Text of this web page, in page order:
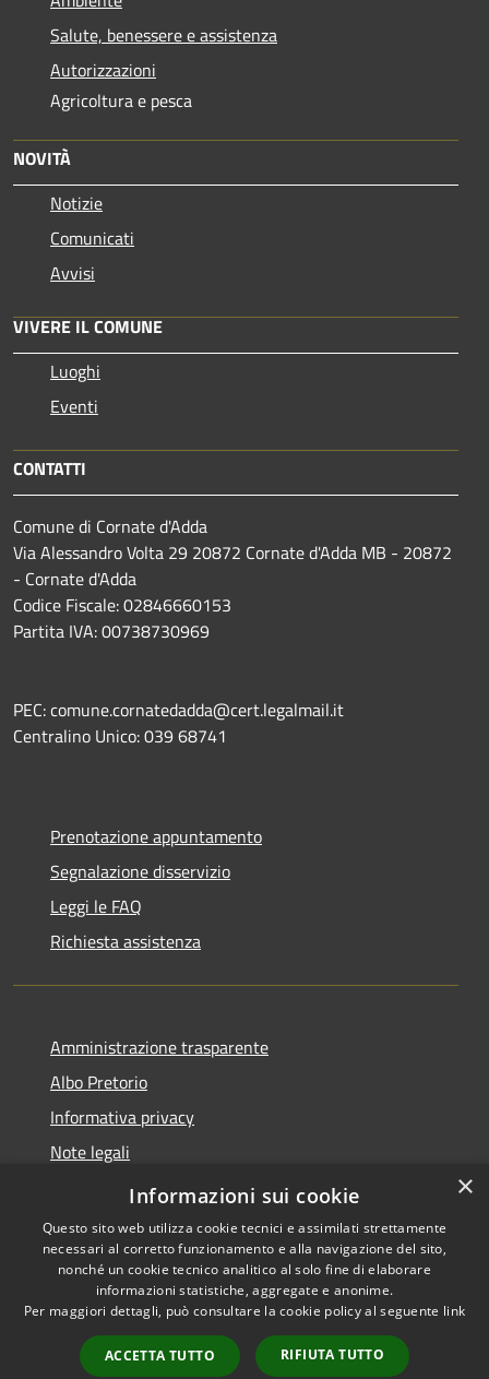
Salute, benessere e assistenza
Autorizzazioni
Agricoltura e pesca
NOVITÀ
Notizie
Comunicati
Avvisi
VIVERE IL COMUNE
Luoghi
Eventi
CONTATTI
Comune di Cornate d'Adda
Via Alessandro Volta 29 20872 Cornate d'Adda MB - 20872
- Cornate d'Adda
Codice Fiscale: 02846660153
Partita IVA: 00738730969
PEC: comune.cornatedadda@cert.legalmail.it
Centralino Unico: 039 68741
Prenotazione appuntamento
Segnalazione disservizio
Leggi le FAQ
Richiesta assistenza
Amministrazione trasparente
Albo Pretorio
Informativa privacy
Note legali
Dichiarazione di accessibilità
Accessibilità
Copyright © 2026 • Città di
Cornate d'Adda • Powered by
Municipium•
Accesso
×
Informazioni sui cookie
Questo sito web utilizza cookie tecnici e assimilati strettamente
necessari al corretto funzionamento e alla navigazione del sito,
nonché un cookie tecnico analitico al solo fine di elaborare
informazioni statistiche, aggregate e anonime.
Per maggiori dettagli, può consultare la cookie policy al seguente link
ACCETTA TUTTO RIFIUTA TUTTO